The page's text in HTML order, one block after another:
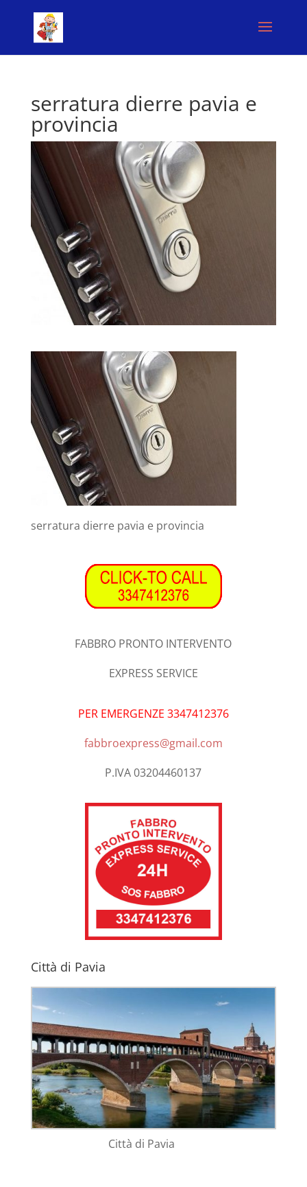
serratura dierre pavia e
provincia
serratura dierre pavia e provincia
FABBRO PRONTO INTERVENTO
EXPRESS SERVICE
PER EMERGENZE 3347412376
fabbroexpress@gmail.com
P.IVA 03204460137
Città di Pavia
Città di Pavia